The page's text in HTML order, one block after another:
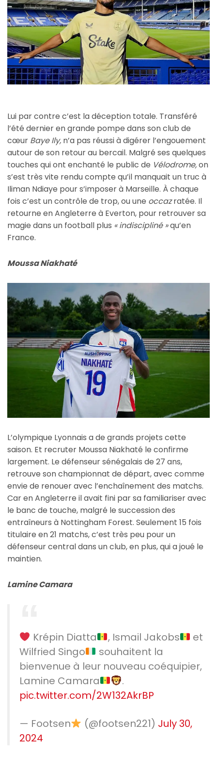
Lui par contre c’est la déception totale. Transféré
l’été dernier en grande pompe dans son club de
cœur Baye Ily, n’a pas réussi à digérer l’engouement
autour de son retour au bercail. Malgré ses quelques
touches qui ont enchanté le public de Vélodrome,on
s’est très vite rendu compte qu’il manquait un truc à
Iliman Ndiaye pour s’imposer à Marseille. À chaque
fois c’est un contrôle de trop, ou une occazratée. Il
retourne en Angleterre à Everton, pour retrouver sa
magie dans un football plus « indiscipliné »qu’en
France.
Moussa Niakhaté
L’olympique Lyonnais a de grands projets cette
saison. Et recruter Moussa Niakhaté le confirme
largement. Le défenseur sénégalais de 27 ans,
retrouve son championnat de départ, avec comme
envie de renouer avec l’enchaînement des matchs.
Car en Angleterre il avait fini par sa familiariser avec
le banc de touche, malgré le succession des
entraîneurs à Nottingham Forest. Seulement 15 fois
titulaire en 21 matchs, c’est très peu pour un
défenseur central dans un club, en plus, qui a joué le
maintien.
Lamine Camara
Krépin Diatta , Ismail Jakobs
et
Wilfried Singo
souhaitent la
bienvenue à leur nouveau coéquipier,
Lamine Camara
.
pic.twitter.com/2W132AkrBP
— Footsen (@footsen221) July 30,
2024